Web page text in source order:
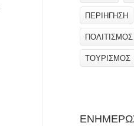
ΠΕΡΙΗΓΗΣΗ
ΠΟΛΙΤΙΣΜΟΣ
ΤΟΥΡΙΣΜΟΣ